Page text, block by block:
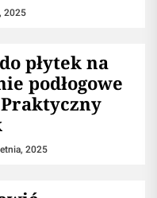
2025
płytek na
podłogowe
2025